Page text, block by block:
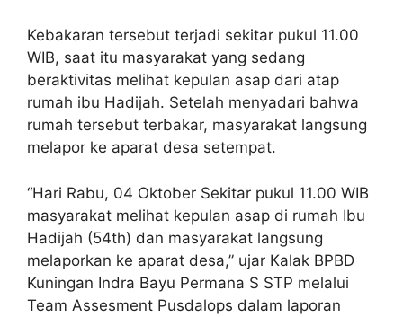
Kebakaran tersebut terjadi sekitar pukul 11.00
WIB, saat itu masyarakat yang sedang
beraktivitas melihat kepulan asap dari atap
rumah ibu Hadijah. Setelah menyadari bahwa
rumah tersebut terbakar, masyarakat langsung
melapor ke aparat desa setempat.
“Hari Rabu, 04 Oktober Sekitar pukul 11.00 WIB
masyarakat melihat kepulan asap di rumah Ibu
Hadijah (54th) dan masyarakat langsung
melaporkan ke aparat desa,” ujar Kalak BPBD
Kuningan Indra Bayu Permana S STP melalui
Team Assesment Pusdalops dalam laporan